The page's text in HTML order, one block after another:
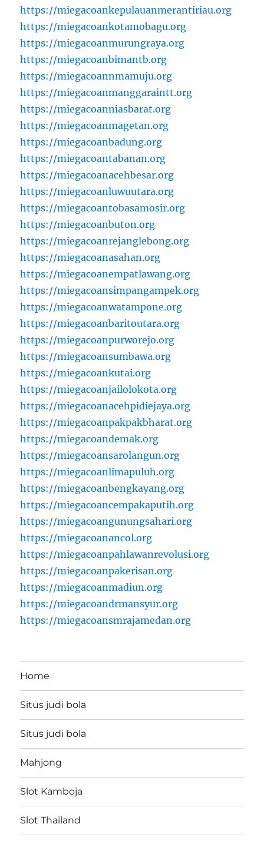
https://miegacoankepulauanmerantiriau.org
https://miegacoankotamobagu.org
https://miegacoanmurungraya.org
https://miegacoanbimantb.org
https://miegacoannmamuju.org
https://miegacoanmanggaraintt.org
https://miegacoanniasbarat.org
https://miegacoanmagetan.org
https://miegacoanbadung.org
https://miegacoantabanan.org
https://miegacoanacehbesar.org
https://miegacoanluwuutara.org
https://miegacoantobasamosir.org
https://miegacoanbuton.org
https://miegacoanrejanglebong.org
https://miegacoanasahan.org
https://miegacoanempatlawang.org
https://miegacoansimpangampek.org
https://miegacoanwatampone.org
https://miegacoanbaritoutara.org
https://miegacoanpurworejo.org
https://miegacoansumbawa.org
https://miegacoankutai.org
https://miegacoanjailolokota.org
https://miegacoanacehpidiejaya.org
https://miegacoanpakpakbharat.org
https://miegacoandemak.org
https://miegacoansarolangun.org
https://miegacoanlimapuluh.org
https://miegacoanbengkayang.org
https://miegacoancempakaputih.org
https://miegacoangunungsahari.org
https://miegacoanancol.org
https://miegacoanpahlawanrevolusi.org
https://miegacoanpakerisan.org
https://miegacoanmadiun.org
https://miegacoandrmansyur.org
https://miegacoansmrajamedan.org
Home
Situs judi bola
Situs judi bola
Mahjong
Slot Kamboja
Slot Thailand